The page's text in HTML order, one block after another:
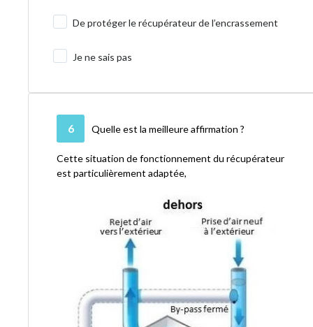
De protéger le récupérateur de l’encrassement
Je ne sais pas
6 Quelle est la meilleure affirmation ?
Cette situation de fonctionnement du récupérateur
est particulièrement adaptée,